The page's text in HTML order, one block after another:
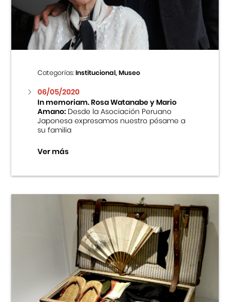
Centro Cultural Peruano Japonés
Cursos
Museo de la Inmigración Japonesa
Fondo Editorial
Teatro Peruano Japonés
Categorías:Institucional, Museo
06/05/2020
In memoriam. Rosa Watanabe y Mario
Amano:Desde la Asociación Peruano
Japonesa expresamos nuestro pésame a
su familia
Ver más